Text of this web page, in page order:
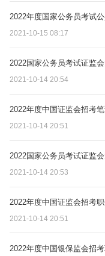
2022年度国家公务员考试
2021-10-15 08:17
2022国家公务员考试证监会
2021-10-14 20:54
2022年度中国证监会招考
2021-10-14 20:51
2022国家公务员考试证监会
2021-10-14 20:53
2022年度中国证监会招考
2021-10-14 20:51
2022年度中国银保监会招